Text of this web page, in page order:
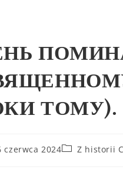
ТОМУ).
czerwca 2024 Z historii